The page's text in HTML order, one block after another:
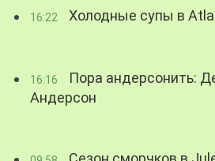
16:22 Холодные супы в
16:16
Пора андерсонить:
Андерсон